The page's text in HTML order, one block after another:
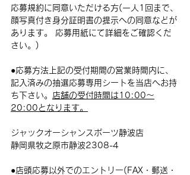
応募規約に同意いただける方(一人1回まで、
顔写真付き身分証明書の提示への同意などが
あります。 応募用紙にて詳細をご確認くだ
さい。)
●応募方法上記の受付期間の営業時間内に、
記入済みの抽選応募専用シートを当店へお持
ち下さい。 店舗の受付時間は10:00～
20:00となります。
ジャックオーシャンスポーツ静波店
静岡県牧之原市静波2308-4
●店頭応募以外でのエントリー(FAX・郵送・